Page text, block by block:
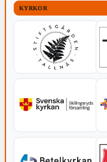
KYRKOR